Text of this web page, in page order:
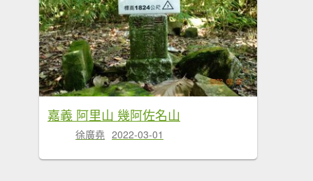
嘉義 阿里山 幾阿佐名山
徐廣堯 2022-03-01